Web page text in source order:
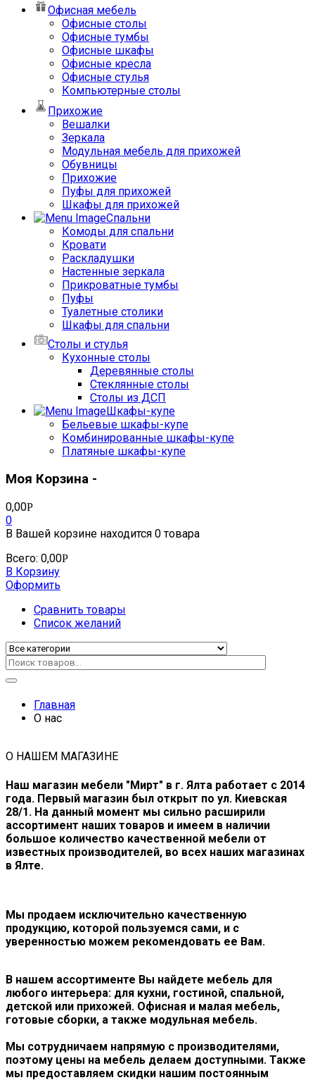
Офисная мебель
Офисные столы
Офисные тумбы
Офисные шкафы
Офисные кресла
Офисные стулья
Компьютерные столы
Прихожие
Вешалки
Зеркала
Модульная мебель для прихожей
Обувницы
Прихожие
Пуфы для прихожей
Шкафы для прихожей
Спальни
Комоды для спальни
Кровати
Раскладушки
Настенные зеркала
Прикроватные тумбы
Пуфы
Туалетные столики
Шкафы для спальни
Столы и стулья
Кухонные столы
Деревянные столы
Стеклянные столы
Столы из ДСП
Шкафы-купе
Бельевые шкафы-купе
Комбинированные шкафы-купе
Платяные шкафы-купе
Моя Корзина -
0,00Р
0
В Вашей корзине находится 0 товара
Всего: 0,00Р
В Корзину
Оформить
Сравнить товары
Список желаний
Главная
О нас
О НАШЕМ МАГАЗИНЕ
Наш магазин мебели "Мирт" в г. Ялта работает с 2014
года. Первый магазин был открыт по ул. Киевская
28/1. На данный момент мы сильно расширили
ассортимент наших товаров и имеем в наличии
большое количество качественной мебели от
известных производителей, во всех наших магазинах
в Ялте.
Мы продаем исключительно качественную
продукцию, которой пользуемся сами, и с
уверенностью можем рекомендовать ее Вам.
В нашем ассортименте Вы найдете мебель для
любого интерьера: для кухни, гостиной, спальной,
детской или прихожей. Офисная и малая мебель,
готовые сборки, а также модульная мебель.
Мы сотрудничаем напрямую с производителями,
поэтому цены на мебель делаем доступными. Также
мы предоставляем скидки нашим постоянным